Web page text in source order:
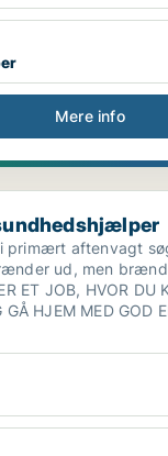
Mere info
primært aftenvagt
ud, men
ET JOB, HVOR DU
GÅ HJEM MED GOD